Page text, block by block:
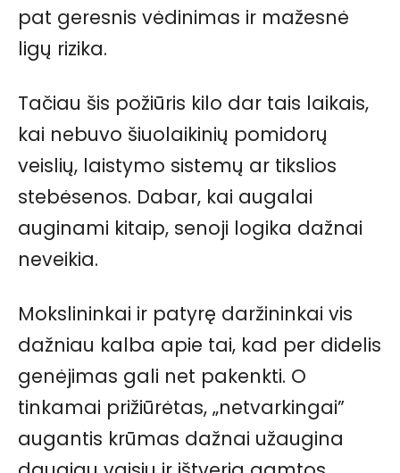
pat geresnis vėdinimas ir mažesnė
ligų rizika.
Tačiau šis požiūris kilo dar tais laikais,
kai nebuvo šiuolaikinių pomidorų
veislių, laistymo sistemų ar tikslios
stebėsenos. Dabar, kai augalai
auginami kitaip, senoji logika dažnai
neveikia.
Mokslininkai ir patyrę daržininkai vis
dažniau kalba apie tai, kad per didelis
genėjimas gali net pakenkti. O
tinkamai prižiūrėtas, „netvarkingai”
augantis krūmas dažnai užaugina